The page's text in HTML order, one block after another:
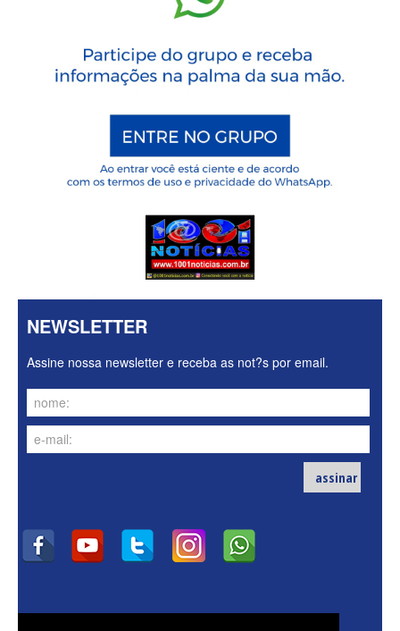
NEWSLETTER
Assine nossa newsletter e receba as not?s por email.